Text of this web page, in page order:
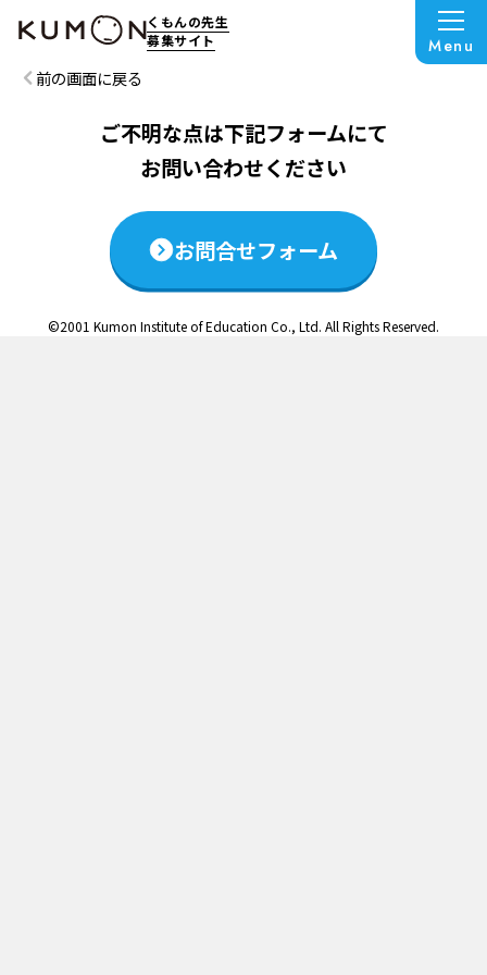
くもんの先生
募集サイト
Menu
この説明会は終了いたしました
前の画面に戻る
ご不明な点は下記フォームにて
お問い合わせください
お問合せフォーム
©2001 Kumon Institute of Education Co., Ltd. All Rights Reserved.